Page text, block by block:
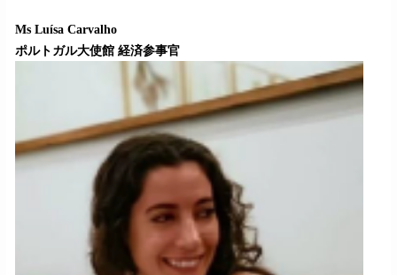
Ms Luísa Carvalho
ポルトガル大使館 経済参事官